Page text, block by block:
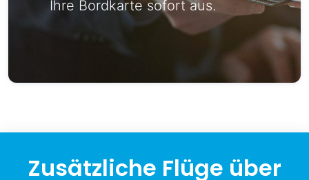
Ihre Bordkarte sofort aus.
Zusätzliche Flüge über